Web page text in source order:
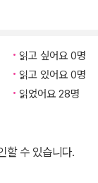
읽고 싶어요 0명
읽고 있어요 0명
읽었어요 28명
할 수 있습니다.